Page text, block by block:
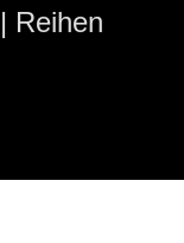
Reihen